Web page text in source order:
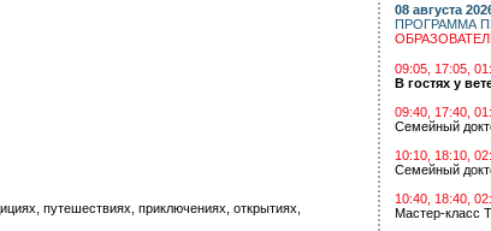
путешествиях, приключениях, открытиях,
08 августа
ПРОГРАММА
09:05, 17:05,
В гостях у
09:40, 17:40,
Семейный
10:10, 18:10,
Семейный
10:40, 18:40,
Мастер-класс